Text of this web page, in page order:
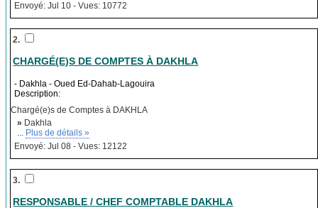
Envoyé: Jul 10 - Vues: 10772
2.
CHARGÉ(E)S DE COMPTES À DAKHLA
- Dakhla - Oued Ed-Dahab-Lagouira
Description:
Chargé(e)s de Comptes à DAKHLA
» Dakhla
... Plus de détails »
Envoyé: Jul 08 - Vues: 12122
3.
RESPONSABLE / CHEF COMPTABLE DAKHLA